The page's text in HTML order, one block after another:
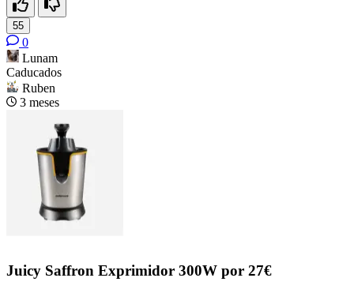
55
0
Lunam
Caducados
Ruben
3 meses
Juicy Saffron Exprimidor 300W por 27€